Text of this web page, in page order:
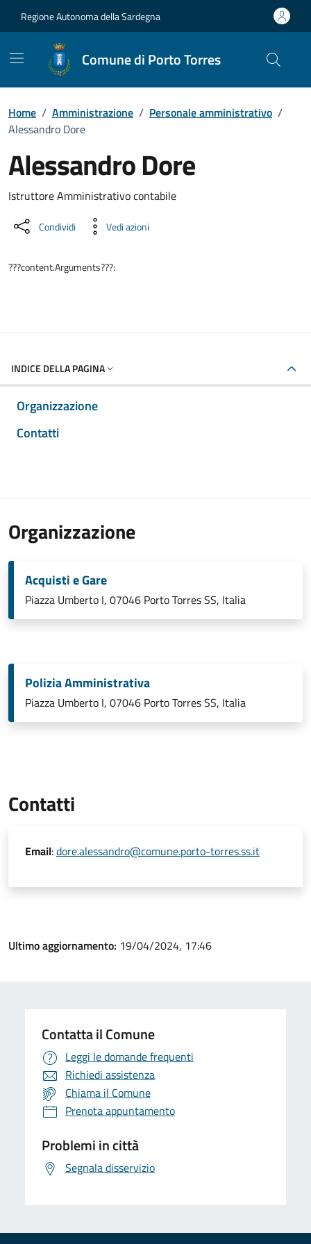
Regione Autonoma della Sardegna
Comune di Porto Torres
Home / Amministrazione / Personale amministrativo /
Alessandro Dore
Alessandro Dore
Dettaglio della persona
Istruttore Amministrativo contabile
Condividi Vedi azioni
???content.Arguments???:
INDICE DELLA PAGINA
Organizzazione
Contatti
Organizzazione
Acquisti e Gare
Piazza Umberto I, 07046 Porto Torres SS, Italia
Polizia Amministrativa
Piazza Umberto I, 07046 Porto Torres SS, Italia
Contatti
Email:dore.alessandro@comune.porto-torres.ss.it
Ultimo aggiornamento: 19/04/2024, 17:46
Contatta il Comune
Leggi le domande frequenti
Richiedi assistenza
Chiama il Comune
Prenota appuntamento
Problemi in città
Segnala disservizio